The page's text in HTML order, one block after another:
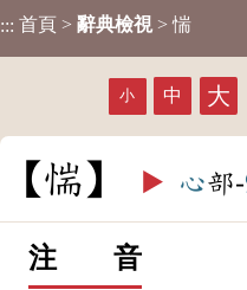
::: 首頁 > 辭典檢視 > 惴
小 中 大
惴 ▶️ 心部-
注 音